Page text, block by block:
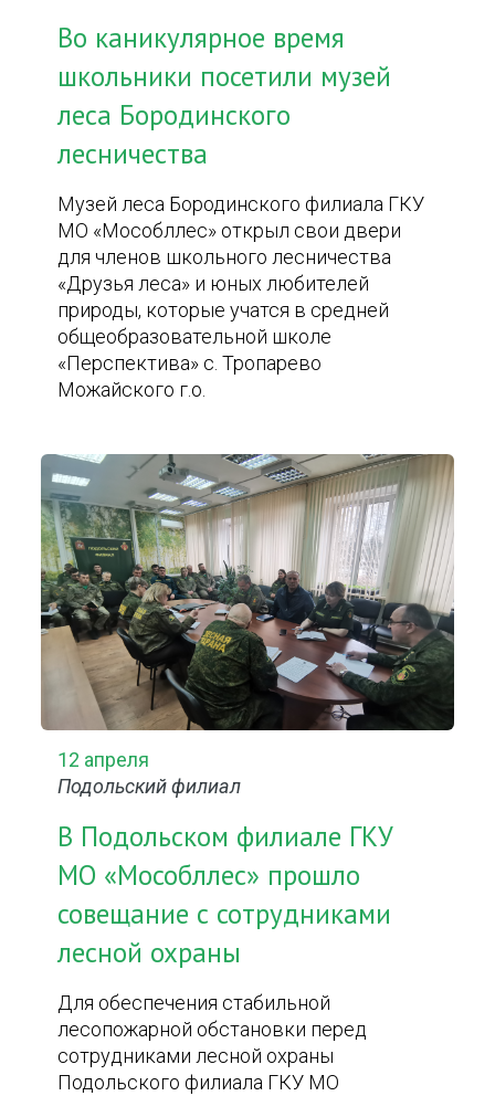
Во каникулярное время
школьники посетили музей
леса Бородинского
лесничества
Музей леса Бородинского филиала ГКУ
МО «Мособллес» открыл свои двери
для членов школьного лесничества
«Друзья леса» и юных любителей
природы, которые учатся в средней
общеобразовательной школе
«Перспектива» с. Тропарево
Можайского г.о.
12 апреля
Подольский филиал
В Подольском филиале ГКУ
МО «Мособллес» прошло
совещание с сотрудниками
лесной охраны
Для обеспечения стабильной
лесопожарной обстановки перед
сотрудниками лесной охраны
Подольского филиала ГКУ МО